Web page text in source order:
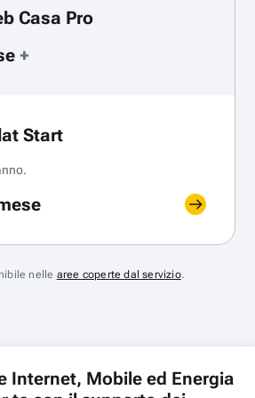
Casa Pro
+
Start
nelle aree coperte dal servizio.
Internet, Mobile ed Energia